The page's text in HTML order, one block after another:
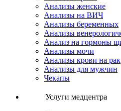
Анализы женские
Анализы на ВИЧ
Анализы беременных
Анализы
Анализ на гормоны
Анализы мочи
Анализы крови на рак
Анализы для мужчин
Чекапы
Услуги медцентра